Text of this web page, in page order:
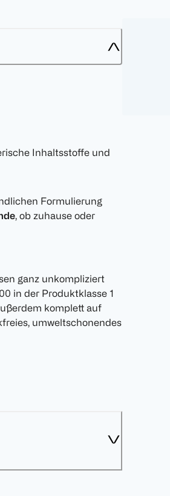
Inhaltsstoffe und
Formulierung
, ob zuhause oder
ganz unkompliziert
in der Produktklasse 1
komplett auf
umweltschonendes